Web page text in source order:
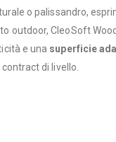
o palissandro,
outdoor, CleoSoft
e una superficie
di livello.